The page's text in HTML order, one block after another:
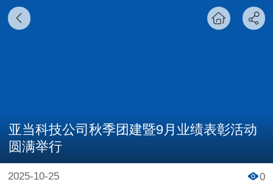
亚当科技公司秋季团建暨9月业绩表彰活动
圆满举行
2025-10-25 0